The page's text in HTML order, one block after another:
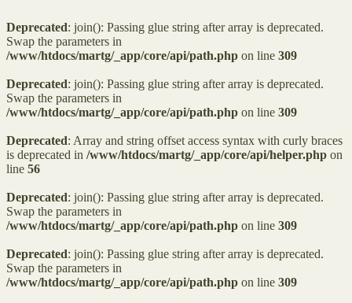
Deprecated: join(): Passing glue string after array is deprecated.
Swap the parameters in
/www/htdocs/martg/_app/core/api/path.php on line 309
Deprecated: join(): Passing glue string after array is deprecated.
Swap the parameters in
/www/htdocs/martg/_app/core/api/path.php on line 309
Deprecated: Array and string offset access syntax with curly braces
is deprecated in /www/htdocs/martg/_app/core/api/helper.php on
line 56
Deprecated: join(): Passing glue string after array is deprecated.
Swap the parameters in
/www/htdocs/martg/_app/core/api/path.php on line 309
Deprecated: join(): Passing glue string after array is deprecated.
Swap the parameters in
/www/htdocs/martg/_app/core/api/path.php on line 309